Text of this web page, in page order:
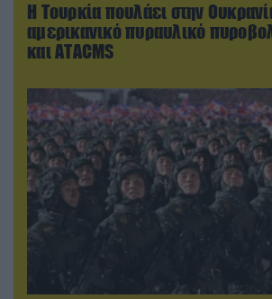
Η Τουρκία πουλάει στην
αμερικανικό πυραυλικό
και ΑΤΑCMS